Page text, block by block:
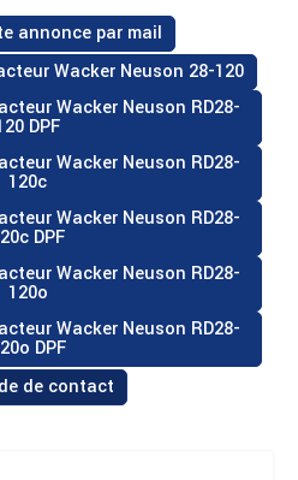
de contact
annonce par mail
Wacker Neuson 28-120
Wacker Neuson RD28-
DPF
Wacker Neuson RD28-
120c
Wacker Neuson RD28-
DPF
Wacker Neuson RD28-
120o
Wacker Neuson RD28-
DPF